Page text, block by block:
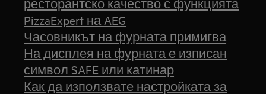
ресторантско качество с функцията
PizzaExpert на AEG
Часовникът на фурната примигва
На дисплея на фурната е изписан
символ SAFE или катинар
Как да използвате настройката за